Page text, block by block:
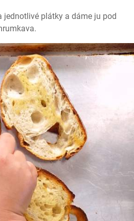
jednotlivé plátky a dáme ju pod